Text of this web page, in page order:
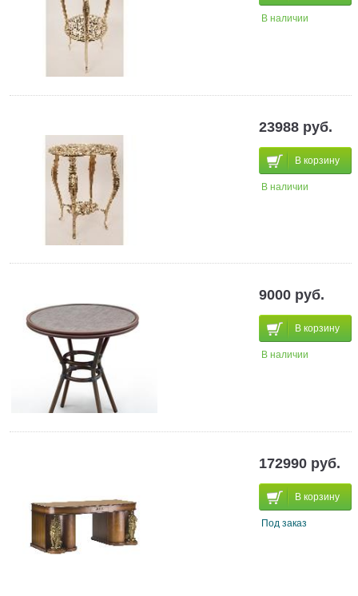
В наличии
23988 руб.
В корзину
В наличии
9000 руб.
В корзину
В наличии
172990 руб.
В корзину
Под заказ